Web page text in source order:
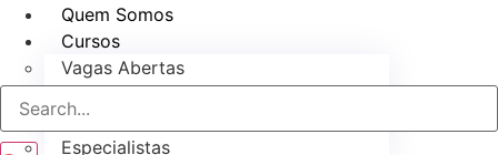
Quem Somos
Cursos
Vagas Abertas
Personalize
Especialistas